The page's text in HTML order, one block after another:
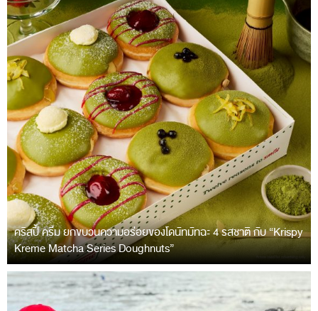
คริสปี้ ครีม ยกขบวนความอร่อยของโดนัทมัทฉะ 4 รสชาติ กับ “Krispy
Kreme Matcha Series Doughnuts”